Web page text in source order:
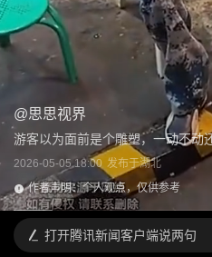
@思思视界
游客以为面前是个雕塑，一动不动
2026-05-05 18:00 发布于湖北
作者声明：个人观点，仅供参考
打开腾讯新闻客户端说两句